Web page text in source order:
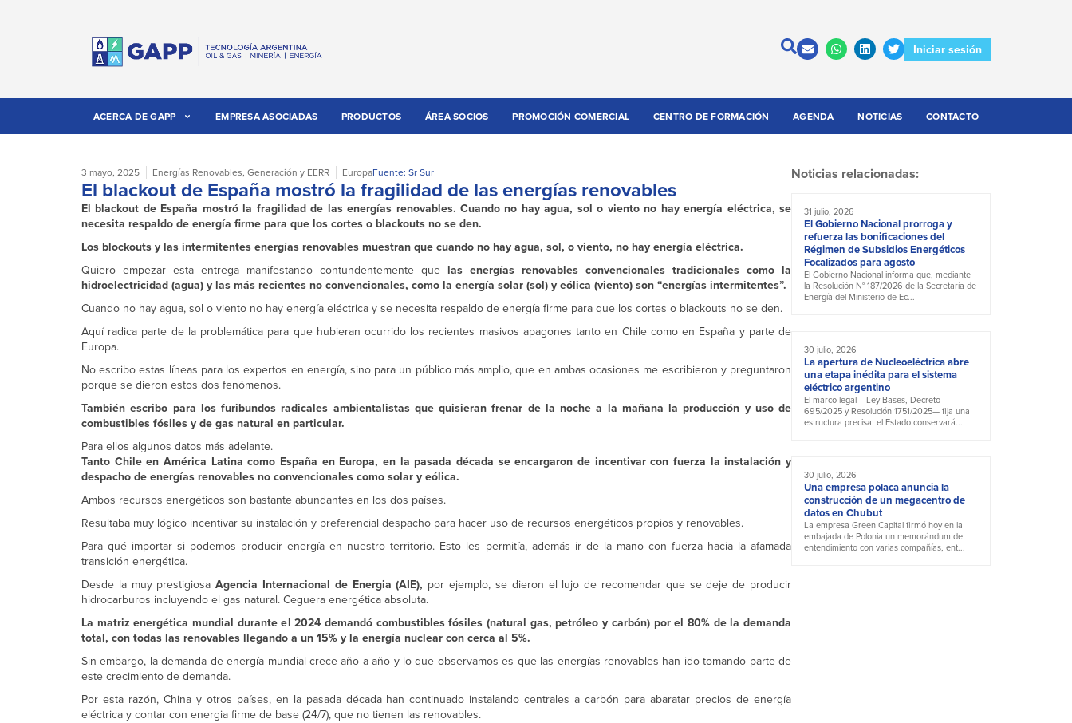
Iniciar sesión
ACERCA DE GAPP EMPRESA ASOCIADAS PRODUCTOS ÁREA SOCIOS PROMOCIÓN COMERCIAL CENTRO DE FORMACIÓN AGENDA NOTICIAS CONTACTO
3 mayo, 2025 Energías Renovables, Generación y EERR EuropaFuente: Sr Sur
El blackout de España mostró la fragilidad de las energías renovables
El blackout de España mostró la fragilidad de las energías renovables. Cuando no hay agua, sol o viento no hay energía eléctrica, se
necesita respaldo de energía firme para que los cortes o blackouts no se den.
Los blockouts y las intermitentes energías renovables muestran que cuando no hay agua, sol, o viento, no hay energía eléctrica.
Quiero empezar esta entrega manifestando contundentemente que las energías renovables convencionales tradicionales como la
hidroelectricidad (agua) y las más recientes no convencionales, como la energía solar (sol) y eólica (viento) son “energías intermitentes”.
Cuando no hay agua, sol o viento no hay energía eléctrica y se necesita respaldo de energía firme para que los cortes o blackouts no se den.
Aquí radica parte de la problemática para que hubieran ocurrido los recientes masivos apagones tanto en Chile como en España y parte de
Europa.
No escribo estas líneas para los expertos en energía, sino para un público más amplio, que en ambas ocasiones me escribieron y preguntaron
porque se dieron estos dos fenómenos.
También escribo para los furibundos radicales ambientalistas que quisieran frenar de la noche a la mañana la producción y uso de
combustibles fósiles y de gas natural en particular.
Para ellos algunos datos más adelante.
Tanto Chile en América Latina como España en Europa, en la pasada década se encargaron de incentivar con fuerza la instalación y
despacho de energías renovables no convencionales como solar y eólica.
Ambos recursos energéticos son bastante abundantes en los dos países.
Resultaba muy lógico incentivar su instalación y preferencial despacho para hacer uso de recursos energéticos propios y renovables.
Para qué importar si podemos producir energía en nuestro territorio. Esto les permitía, además ir de la mano con fuerza hacia la afamada
transición energética.
Desde la muy prestigiosaAgencia Internacional de Energia (AIE), por ejemplo, se dieron el lujo de recomendar que se deje de producir
hidrocarburos incluyendo el gas natural. Ceguera energética absoluta.
La matriz energética mundial durante el 2024 demandó combustibles fósiles (natural gas, petróleo y carbón) por el 80% de la demanda
total, con todas las renovables llegando a un 15% y la energía nuclear con cerca al 5%.
Sin embargo, la demanda de energía mundial crece año a año y lo que observamos es que las energías renovables han ido tomando parte de
este crecimiento de demanda.
Por esta razón, China y otros países, en la pasada década han continuado instalando centrales a carbón para abaratar precios de energía
eléctrica y contar con energia firme de base (24/7), que no tienen las renovables.
Noticias relacionadas:
31 julio, 2026
El Gobierno Nacional prorroga y
refuerza las bonificaciones del
Régimen de Subsidios Energéticos
Focalizados para agosto
El Gobierno Nacional informa que, mediante
la Resolución N° 187/2026 de la Secretaría de
Energía del Ministerio de Ec...
30 julio, 2026
La apertura de Nucleoeléctrica abre
una etapa inédita para el sistema
eléctrico argentino
El marco legal —Ley Bases, Decreto
695/2025 y Resolución 1751/2025— fija una
estructura precisa: el Estado conservará...
30 julio, 2026
Una empresa polaca anuncia la
construcción de un megacentro de
datos en Chubut
La empresa Green Capital firmó hoy en la
embajada de Polonia un memorándum de
entendimiento con varias compañías, ent...